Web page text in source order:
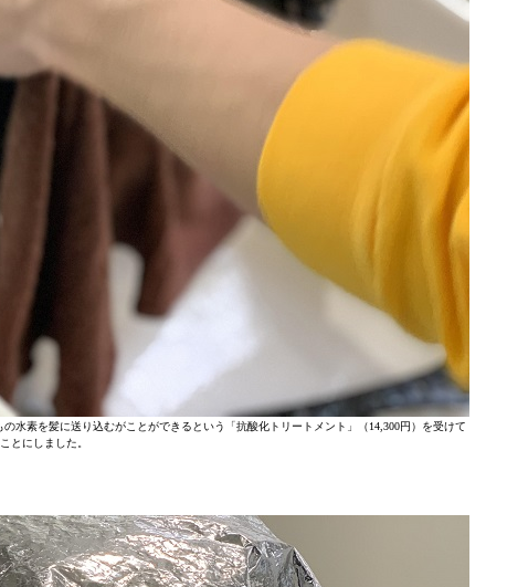
水素を髪に送り込むがことができるという「抗酸化トリートメント」（14,300円）を受けて
とにしました。